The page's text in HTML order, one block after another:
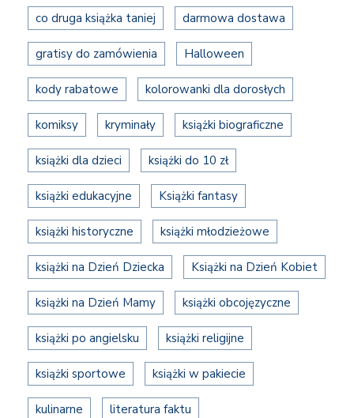
co druga książka taniej darmowa dostawa
gratisy do zamówienia Halloween
kody rabatowe kolorowanki dla dorosłych
komiksy kryminały książki biograficzne
książki dla dzieci książki do 10 zł
książki edukacyjne Książki fantasy
książki historyczne książki młodzieżowe
książki na Dzień Dziecka Książki na Dzień Kobiet
książki na Dzień Mamy książki obcojęzyczne
książki po angielsku książki religijne
książki sportowe książki w pakiecie
kulinarne literatura faktu